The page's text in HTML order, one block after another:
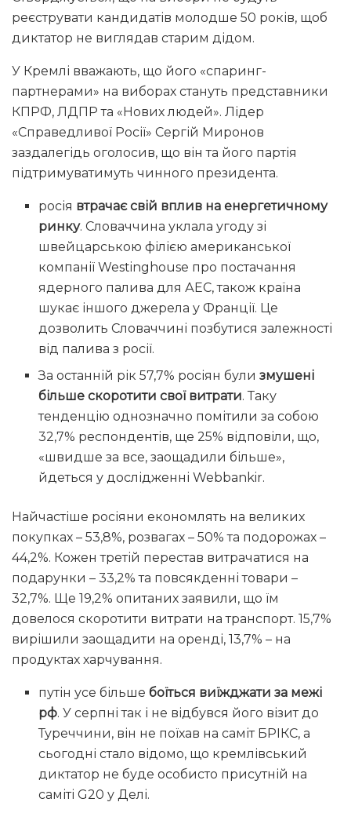
реєструвати кандидатів молодше 50 років, щоб
диктатор не виглядав старим дідом.
У Кремлі вважають, що його «спаринг-
партнерами» на виборах стануть представники
КПРФ, ЛДПР та «Нових людей». Лідер
«Справедливої Росії» Сергій Миронов
заздалегідь оголосив, що він та його партія
підтримуватимуть чинного президента.
росія втрачає свій вплив на енергетичному
ринку. Словаччина уклала угоду зі
швейцарською філією американської
компанії Westinghouse про постачання
ядерного палива для АЕС, також країна
шукає іншого джерела у Франції. Це
дозволить Словаччині позбутися залежності
від палива з росії.
За останній рік 57,7% росіян булизмушені
більше скоротити свої витрати. Таку
тенденцію однозначно помітили за собою
32,7% респондентів, ще 25% відповіли, що,
«швидше за все, заощадили більше»,
йдеться у дослідженні Webbankir.
Найчастіше росіяни економлять на великих
покупках – 53,8%, розвагах – 50% та подорожах –
44,2%. Кожен третій перестав витрачатися на
подарунки – 33,2% та повсякденні товари –
32,7%. Ще 19,2% опитаних заявили, що їм
довелося скоротити витрати на транспорт. 15,7%
вирішили заощадити на оренді, 13,7% – на
продуктах харчування.
путін усе більшебоїться виїжджати за межі
рф. У серпні так і не відбувся його візит до
Туреччини, він не поїхав на саміт БРІКС, а
сьогодні стало відомо, що кремлівський
диктатор не буде особисто присутній на
саміті G20 у Делі.